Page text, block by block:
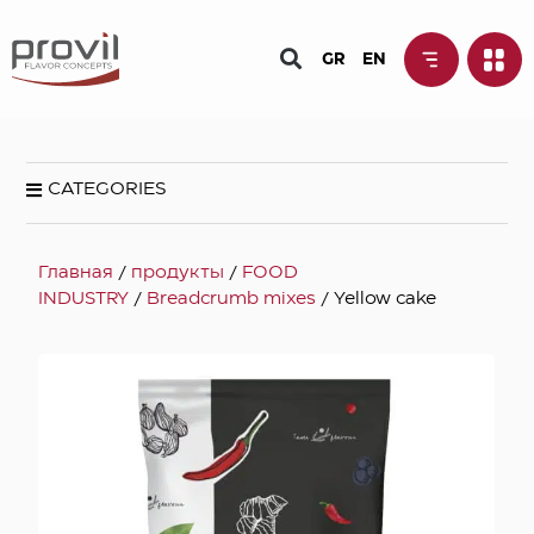
GR EN
CATEGORIES
Главная / продукты / FOOD
INDUSTRY / Breadcrumb mixes / Yellow cake